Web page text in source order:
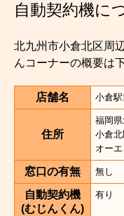
自動契約機に
北九州市小倉北区周
んコーナーの概要は
店舗名 小倉
住所
福岡
小倉
オー
窓口の有無 無し
自動契約機
(むじんくん)
有り